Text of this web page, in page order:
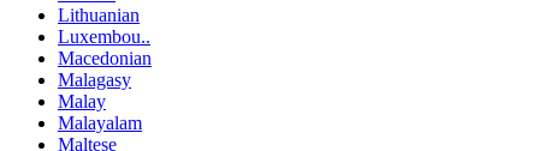
Lithuanian
Luxembou..
Macedonian
Malagasy
Malay
Malayalam
Maltese